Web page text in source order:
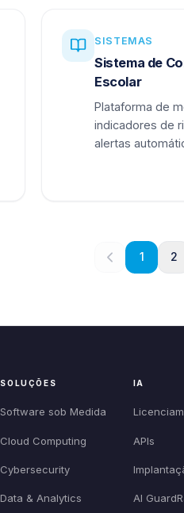
SISTEMAS
Sistema de
Escolar
Plataforma de
indicadores de
alertas
1 2
SOLUÇÕES
Software sob Medida
Cloud Computing
Cybersecurity
Data & Analytics
IA
APIs
AI